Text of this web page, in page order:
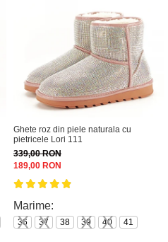
Ghete roz din piele naturala cu
pietricele Lori 111
339,00 RON
189,00 RON
Marime:
36 37 38 39 40 41